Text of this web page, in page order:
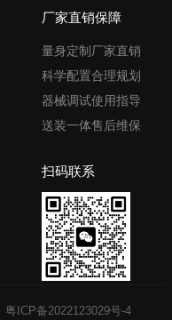
厂家直销保障
量身定制厂家直销
科学配置合理规划
器械调试使用指导
送装一体售后维保
扫码联系
粤ICP备2022123029号-4